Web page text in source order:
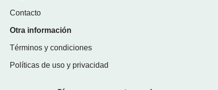
Contacto
Otra información
Términos y condiciones
Políticas de uso y privacidad